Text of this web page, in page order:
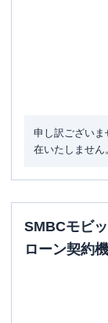
申し訳ござい
在いたしません
SMBCモビ
ローン契約